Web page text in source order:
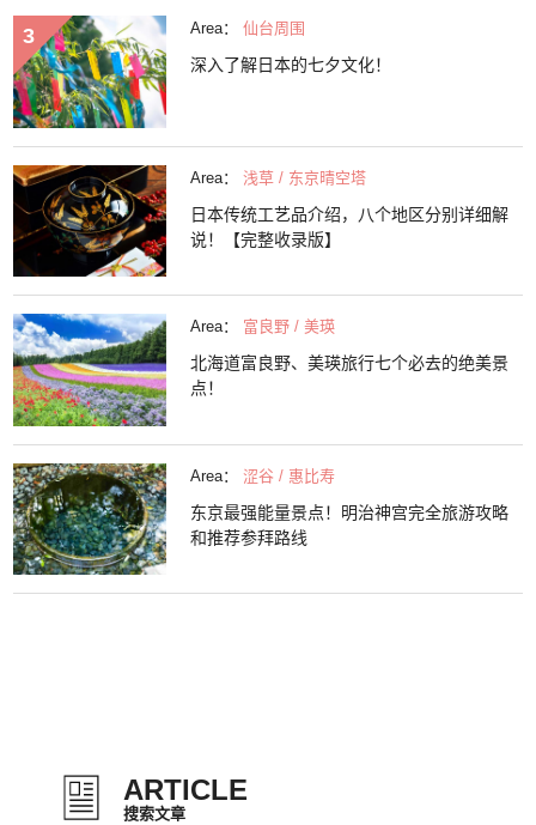
Area： 仙台周围
深入了解日本的七夕文化！
Area： 浅草 / 东京晴空塔
日本传统工艺品介绍，八个地区分别详细解
说！【完整收录版】
Area： 富良野 / 美瑛
北海道富良野、美瑛旅行七个必去的绝美景
点！
Area： 涩谷 / 惠比寿
东京最强能量景点！明治神宫完全旅游攻略
和推荐参拜路线
ARTICLE
搜索文章